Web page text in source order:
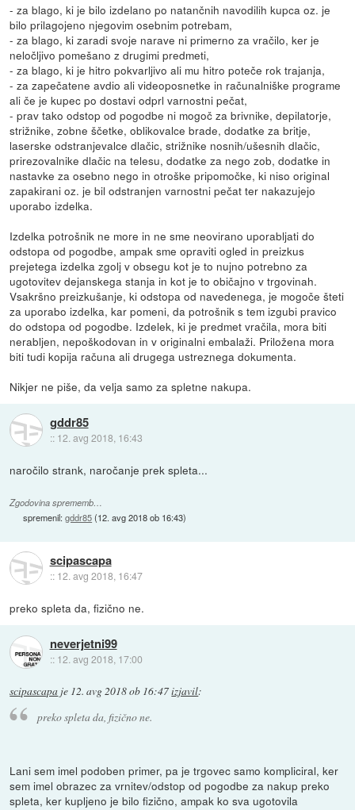
- za blago, ki je bilo izdelano po natančnih navodilih kupca oz. je
bilo prilagojeno njegovim osebnim potrebam,
- za blago, ki zaradi svoje narave ni primerno za vračilo, ker je
neločljivo pomešano z drugimi predmeti,
- za blago, ki je hitro pokvarljivo ali mu hitro poteče rok trajanja,
- za zapečatene avdio ali videoposnetke in računalniške programe
ali če je kupec po dostavi odprl varnostni pečat,
- prav tako odstop od pogodbe ni mogoč za brivnike, depilatorje,
strižnike, zobne ščetke, oblikovalce brade, dodatke za britje,
laserske odstranjevalce dlačic, strižnike nosnih/ušesnih dlačic,
prirezovalnike dlačic na telesu, dodatke za nego zob, dodatke in
nastavke za osebno nego in otroške pripomočke, ki niso original
zapakirani oz. je bil odstranjen varnostni pečat ter nakazujejo
uporabo izdelka.
Izdelka potrošnik ne more in ne sme neovirano uporabljati do
odstopa od pogodbe, ampak sme opraviti ogled in preizkus
prejetega izdelka zgolj v obsegu kot je to nujno potrebno za
ugotovitev dejanskega stanja in kot je to običajno v trgovinah.
Vsakršno preizkušanje, ki odstopa od navedenega, je mogoče šteti
za uporabo izdelka, kar pomeni, da potrošnik s tem izgubi pravico
do odstopa od pogodbe. Izdelek, ki je predmet vračila, mora biti
nerabljen, nepoškodovan in v originalni embalaži. Priložena mora
biti tudi kopija računa ali drugega ustreznega dokumenta.
Nikjer ne piše, da velja samo za spletne nakupa.
gddr85
:: 12. avg 2018, 16:43
naročilo strank, naročanje prek spleta...
Zgodovina sprememb…
spremenil:gddr85(12. avg 2018 ob 16:43)
scipascapa
:: 12. avg 2018, 16:47
preko spleta da, fizično ne.
neverjetni99
:: 12. avg 2018, 17:00
scipascapa je 12. avg 2018 ob 16:47izjavil:
preko spleta da, fizično ne.
Lani sem imel podoben primer, pa je trgovec samo kompliciral, ker
sem imel obrazec za vrnitev/odstop od pogodbe za nakup preko
spleta, ker kupljeno je bilo fizično, ampak ko sva ugotovila